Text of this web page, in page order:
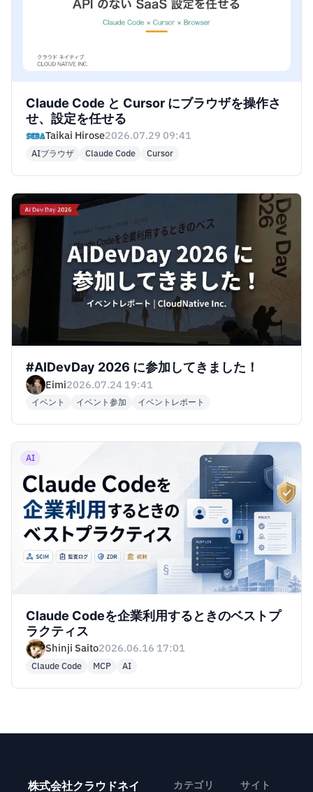
Claude Code と Cursor にブラウザを操作さ
せ、設定を任せる
Taikai Hirose2026.07.29 09:41
AIブラウザ Claude Code Cursor
イベント
#AIDevDay 2026 に参加してきました！
Eimi2026.07.24 19:41
イベント イベント参加 イベントレポート
AI
Claude Codeを企業利用するときのベストプ
ラクティス
Shinji Saito2026.06.16 17:01
Claude Code MCP AI
株式会社クラウドネイ カテゴリ サイト